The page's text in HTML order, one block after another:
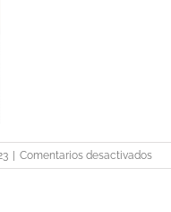
| Comentarios desactivadosen